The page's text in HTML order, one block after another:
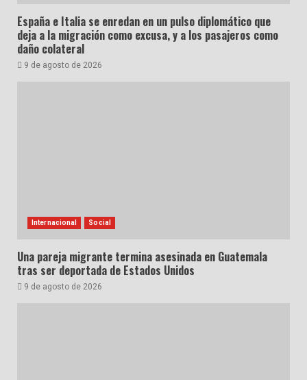
España e Italia se enredan en un pulso diplomático que
deja a la migración como excusa, y a los pasajeros como
daño colateral
9 de agosto de 2026
Internacional Social
Una pareja migrante termina asesinada en Guatemala
tras ser deportada de Estados Unidos
9 de agosto de 2026